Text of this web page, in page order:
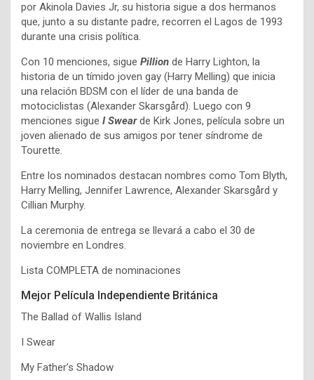
por Akinola Davies Jr, su historia sigue a dos hermanos
que, junto a su distante padre, recorren el Lagos de 1993
durante una crisis política.
Con 10 menciones, sigue Pillion de Harry Lighton, la
historia de un tímido joven gay (Harry Melling) que inicia
una relación BDSM con el líder de una banda de
motociclistas (Alexander Skarsgård). Luego con 9
menciones sigue I Swearde Kirk Jones, película sobre un
joven alienado de sus amigos por tener síndrome de
Tourette.
Entre los nominados destacan nombres como Tom Blyth,
Harry Melling, Jennifer Lawrence, Alexander Skarsgård y
Cillian Murphy.
La ceremonia de entrega se llevará a cabo el 30 de
noviembre en Londres.
Lista COMPLETA de nominaciones
Mejor Película Independiente Británica
The Ballad of Wallis Island
I Swear
My Father’s Shadow